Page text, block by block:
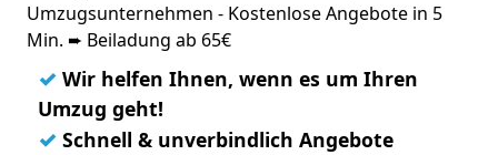
Umzugsunternehmen - Kostenlose Angebote in 5
Min. ➨ Beiladung ab 65€
✓ Wir helfen Ihnen, wenn es um Ihren
Umzug geht!
✓ Schnell & unverbindlich Angebote